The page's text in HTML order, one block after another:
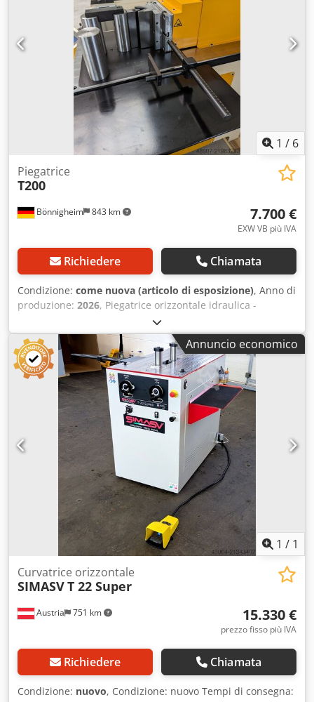
NC. - Pressione idraulica regolabile. - Velocità di piegatura
regolabile. - Piano completamente chiuso. - La costruzione
ZOPF consente un rapido cambio utensili senza perdita di
precisione. - Il cilindro idraulico è montato sul piano della
macchina per carichi pesanti, in modo che non si verifichi
alcuna perdita di precisione, anche sotto carico elevato. -
Grazie al portautensili universale e ai diversi utensili, è
possibile lavorare in modo estremamente flessibile.
1 / 6
Bönnigheim 843 km
Piegatrice
T200
7.700 €
EXW VB più IVA
Richiedere Chiamata
Condizione: come nuova (articolo di esposizione), Anno di
produzione: 2026, Piegatrice orizzontale idraulica -
Modello T 200 con arresto - macchina di alimentazione -
lunghezza corsa 185 mm - Peso 500 kg Capacità di
piegatura fino a barre piatte ST 37 è 200x12 mm (con
utensile appropriato) Chjdpfx Absy T Ranopsa con
punzone R 5 e matrice V 100 mm
Annuncio economico
1 / 1
Austria 751 km
Curvatrice orizzontale
SIMASVT 22 Super
15.330 €
prezzo fisso più IVA
Richiedere Chiamata
Condizione: nuovo, Condizione: nuovo Tempi di consegna: